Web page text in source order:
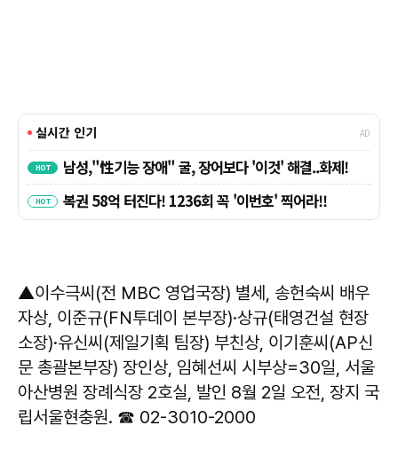
▲이수극씨(전 MBC 영업국장) 별세, 송헌숙씨 배우
자상, 이준규(FN투데이 본부장)·상규(태영건설 현장
소장)·유신씨(제일기획 팀장) 부친상, 이기훈씨(AP신
문 총괄본부장) 장인상, 임혜선씨 시부상=30일, 서울
아산병원 장례식장 2호실, 발인 8월 2일 오전, 장지 국
립서울현충원. ☎ 02-3010-2000